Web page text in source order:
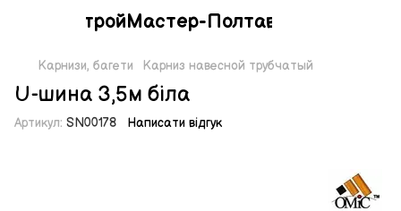
СтройМастер-Полтава
Карнизи, багети Карниз навесной трубчатый
U-шина 3,5м біла
Артикул: SN00178 Написати відгук